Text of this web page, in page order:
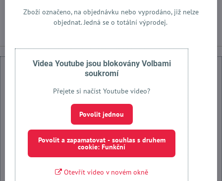
Předchozí produkt Následující produkt
Externí obsah je blokován Volbami soukromí
Přejete si načíst externí obsah?
Povolit jednou
Povolit a zapamatovat - souhlas s druhem cookie: Funkční
Zboží označeno, na objednávku nebo vyprodáno, již nelze
objednat. Jedná se o totální výprodej.
Videa Youtube jsou blokovány Volbami
soukromí
Přejete si načíst Youtube video?
Povolit jednou
Povolit a zapamatovat - souhlas s druhem
cookie: Funkční
Otevřít video v novém okně